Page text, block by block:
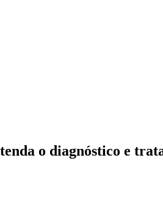
o diagnóstico e